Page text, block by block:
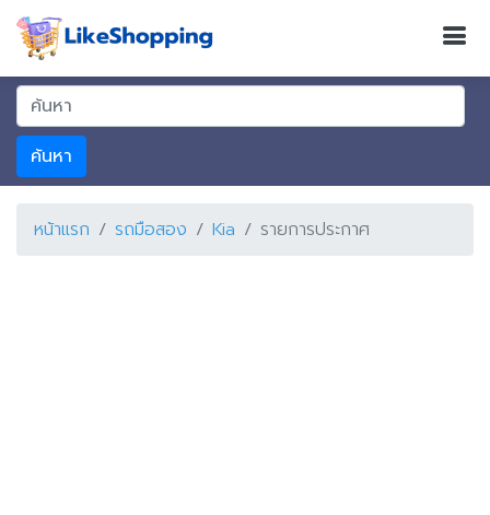
ค้นหา
หน้าแรก รถมือสอง Kia รายการประกาศ